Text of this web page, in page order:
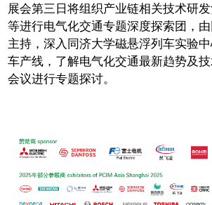
展会第三日将组织产业链相关技术研
等进行电气化交通专题深度探索团，
主持，深入同济大学磁悬浮列车实验
车产线，了解电气化交通最新趋势及
会议进行专题探讨。